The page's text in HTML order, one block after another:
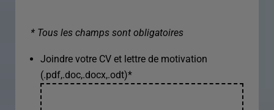
* Tous les champs sont obligatoires
Joindre votre CV et lettre de motivation
(.pdf,.doc,.docx,.odt)*